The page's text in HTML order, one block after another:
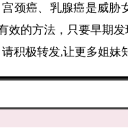
宫颈癌、乳腺癌是威胁
效的方法，只要早期发
请积极转发,让更多姐妹